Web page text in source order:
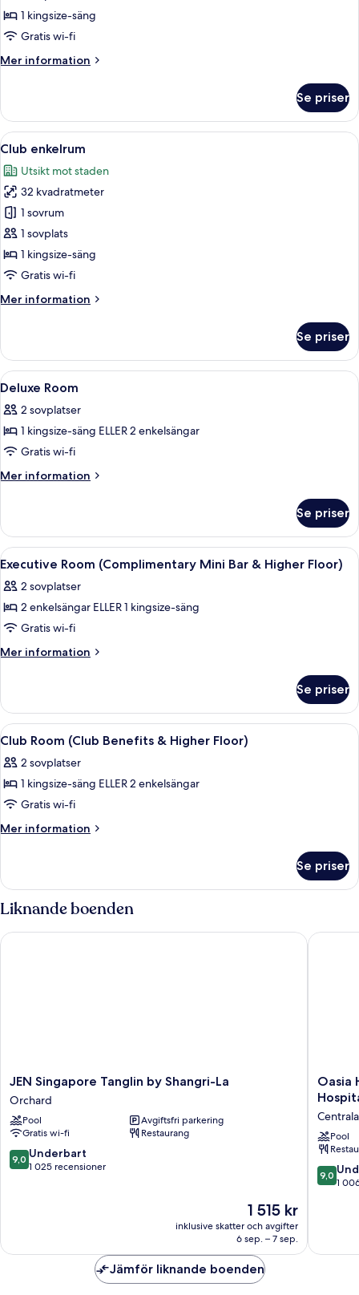
1 kingsize-säng
Gratis wi-fi
Mer information
Mer
enkelrum
Se priser
Öppna
alla
foton
för
Club
enkelrum
Ett hotellrum med en stor säng, ett
7
Club enkelrum
Utsikt mot staden
32 kvadratmeter
1 sovrum
1 sovplats
1 kingsize-säng
Gratis wi-fi
Mer information
Mer
enkelrum
Se priser
Öppna
alla
foton
för
Deluxe
Room
Värdeförvaringsskåp på rummet,
3
Deluxe Room
2 sovplatser
1 kingsize-säng ELLER 2 enkelsängar
Gratis wi-fi
Mer information
Mer
Room
Se priser
Öppna
alla
foton
för
Executive
Room
Bar
&
Higher
Floor)
Värdeförvaringsskåp på rummet,
3
Executive Room (Complimentary Mini Bar & Higher Floor)
2 sovplatser
2 enkelsängar ELLER 1 kingsize-säng
Gratis wi-fi
Mer information
Mer
Room
(Complimentary
Mini
&
Higher
Se priser
Öppna
alla
foton
för
Club
Room
&
Higher
Floor)
Värdeförvaringsskåp på rummet,
3
Club Room (Club Benefits & Higher Floor)
2 sovplatser
1 kingsize-säng ELLER 2 enkelsängar
Gratis wi-fi
Mer information
Mer
Room
(Club
Benefits
Higher
Se priser
Liknande boenden
JEN
Singapore
Tanglin
by
Shangri-
La
Orchard
JEN Singapore Tanglin by Shangri-La
Orchard
Pool
Avgiftsfri parkering
Gratis wi-fi
Restaurang
9.0
av
9,0 Underbart
1 025 recensioner
Priset
är
1 515 kr
1 515 kr
inklusive skatter och avgifter
6 sep. – 7 sep.
JEN Singapore Tanglin by Shangri-La
Oasia
Hotel
by
Far
East
Oasia
Pool
9.0
av
9,0
1
Oasia
Jämför liknande boenden